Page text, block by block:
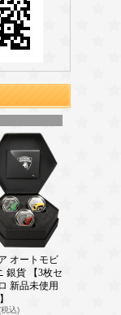
オートモビ
銀貨 【3枚セ
新品未使用
込)